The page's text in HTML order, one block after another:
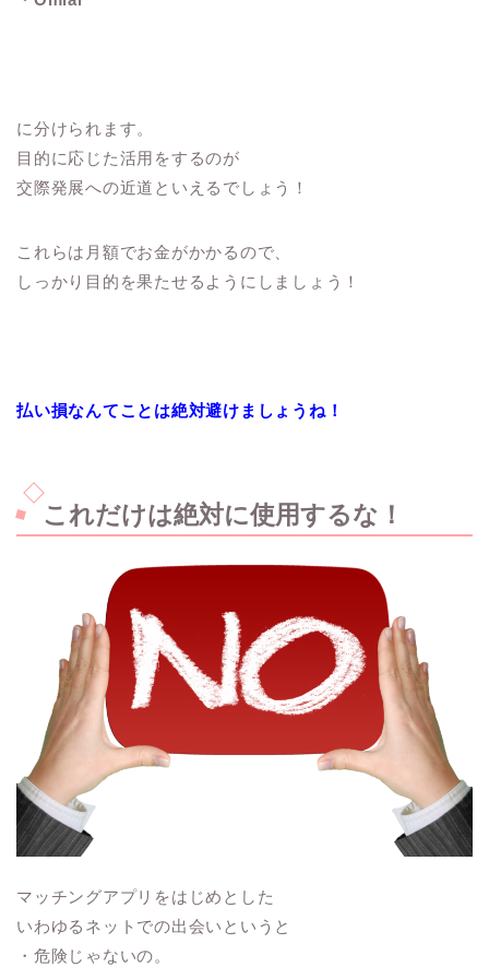
に分けられます。
目的に応じた活用をするのが
交際発展への近道といえるでしょう！
これらは月額でお金がかかるので、
しっかり目的を果たせるようにしましょう！
払い損なんてことは絶対避けましょうね！
これだけは絶対に使用するな！
マッチングアプリをはじめとした
いわゆるネットでの出会いというと
・危険じゃないの。